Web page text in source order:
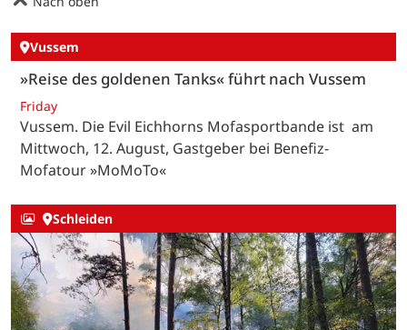
Vussem
»Reise des goldenen Tanks« führt nach Vussem
Friday
Vussem. Die Evil Eichhorns Mofasportbande ist am
Mittwoch, 12. August, Gastgeber bei Benefiz-
Mofatour »MoMoTo«
Schleiden